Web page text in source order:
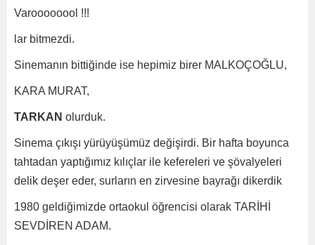
Varoooooool !!!
lar bitmezdi.
Sinemanın bittiğinde ise hepimiz birer MALKOÇOĞLU,
KARA MURAT,
TARKAN olurduk.
Sinema çıkışı yürüyüşümüz değişirdi. Bir hafta boyunca
tahtadan yaptığımız kılıçlar ile kefereleri ve şövalyeleri
delik deşer eder, surların en zirvesine bayrağı dikerdik
1980 geldiğimizde ortaokul öğrencisi olarak TARİHİ
SEVDİREN ADAM.